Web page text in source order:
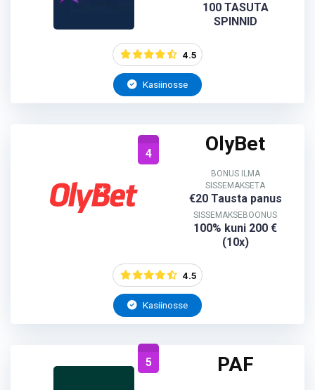
100 TASUTA
SPINNID
4.5
Kasiinosse
4 OlyBet
BONUS ILMA
SISSEMAKSETA
€20 Tausta panus
SISSEMAKSEBOONUS
100% kuni 200 €
(10x)
4.5
Kasiinosse
5 PAF